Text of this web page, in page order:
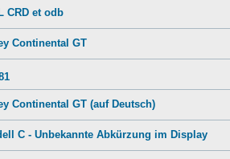
CRD et odb
Continental GT
Continental GT (auf Deutsch)
C - Unbekannte Abkürzung im Display